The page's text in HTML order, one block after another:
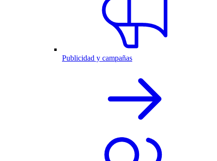
Publicidad y campañas